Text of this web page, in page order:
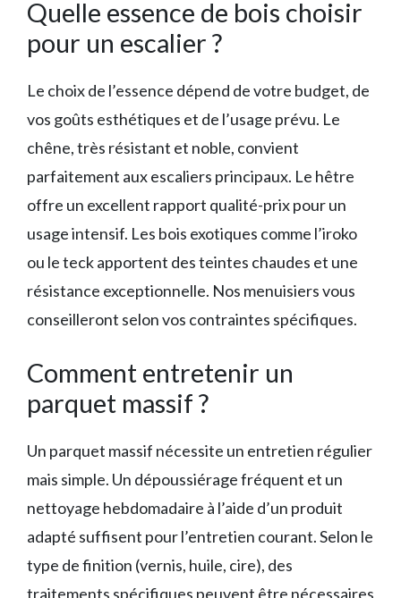
Quelle essence de bois choisir
pour un escalier ?
Le choix de l’essence dépend de votre budget, de
vos goûts esthétiques et de l’usage prévu. Le
chêne, très résistant et noble, convient
parfaitement aux escaliers principaux. Le hêtre
offre un excellent rapport qualité-prix pour un
usage intensif. Les bois exotiques comme l’iroko
ou le teck apportent des teintes chaudes et une
résistance exceptionnelle. Nos menuisiers vous
conseilleront selon vos contraintes spécifiques.
Comment entretenir un
parquet massif ?
Un parquet massif nécessite un entretien régulier
mais simple. Un dépoussiérage fréquent et un
nettoyage hebdomadaire à l’aide d’un produit
adapté suffisent pour l’entretien courant. Selon le
type de finition (vernis, huile, cire), des
traitements spécifiques peuvent être nécessaires